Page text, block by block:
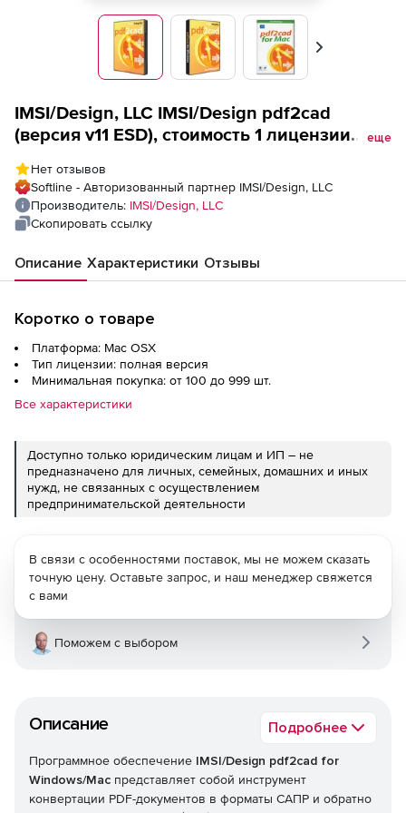
Вперед
IMSI/Design, LLC IMSI/Design pdf2cad
(версия v11 ESD), стоимость 1 лицензии
еще
Нет отзывов
Softline - Авторизованный партнер IMSI/Design, LLC
Производитель: IMSI/Design, LLC
Скопировать ссылку
Описание Характеристики Отзывы
Коротко о товаре
Платформа: Mac OSX
Тип лицензии: полная версия
Минимальная покупка: от 100 до 999 шт.
Все характеристики
Доступно только юридическим лицам и ИП – не
предназначено для личных, семейных, домашних и иных
нужд, не связанных с осуществлением
предпринимательской деятельности
Описание Подробнее
Программное обеспечение IMSI/Design pdf2cad for
Windows/Mac представляет собой инструмент
конвертации PDF-документов в форматы САПР и обратно
В связи с особенностями поставок, мы не можем сказать
точную цену. Оставьте запрос, и наш менеджер свяжется
с вами
Поможем с выбором